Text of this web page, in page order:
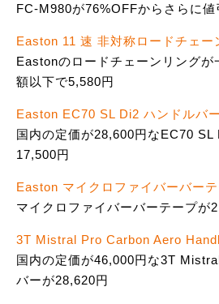
FC-M980が76%OFFからさらに値
Easton 11 速 非対称ロードチェー
Eastonのロードチェーンリングが
額以下で5,580円
Easton EC70 SL Di2 ハンドルバー
国内の定価が28,600円なEC70
17,500円
Easton マイクロファイバーバー
マイクロファイバーバーテープが
3T Mistral Pro Carbon Aero
国内の定価が46,000円な3T
バーが28,620円